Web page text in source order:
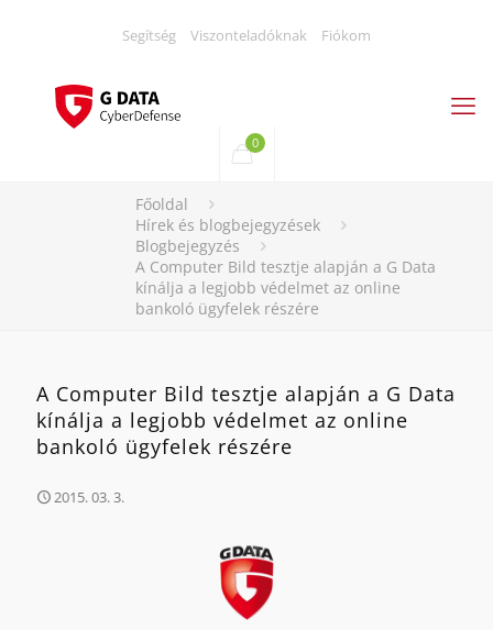
Segítség Viszonteladóknak Fiókom
0
Főoldal
Hírek és blogbejegyzések
Blogbejegyzés
A Computer Bild tesztje alapján a G Data
kínálja a legjobb védelmet az online
bankoló ügyfelek részére
A Computer Bild tesztje alapján a G Data
kínálja a legjobb védelmet az online
bankoló ügyfelek részére
2015. 03. 3.